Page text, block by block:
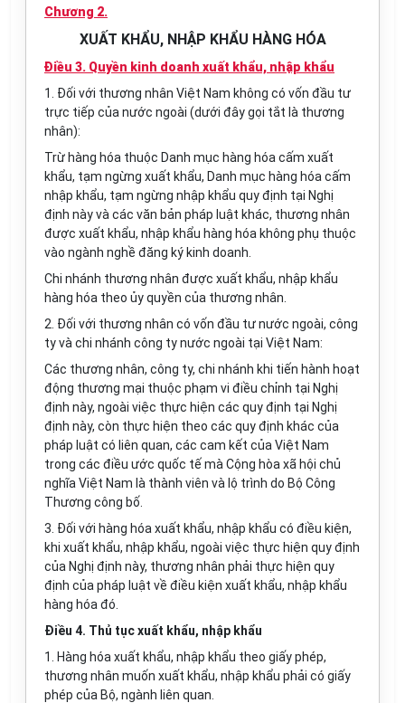
Chương 2.
XUẤT KHẨU, NHẬP KHẨU HÀNG HÓA
Điều 3. Quyền kinh doanh xuất khẩu, nhập khẩu
1. Đối với thương nhân Việt Nam không có vốn đầu tư
trực tiếp của nước ngoài (dưới đây gọi tắt là thương
nhân):
Trừ hàng hóa thuộc Danh mục hàng hóa cấm xuất
khẩu, tạm ngừng xuất khẩu, Danh mục hàng hóa cấm
nhập khẩu, tạm ngừng nhập khẩu quy định tại Nghị
định này và các văn bản pháp luật khác, thương nhân
được xuất khẩu, nhập khẩu hàng hóa không phụ thuộc
vào ngành nghề đăng ký kinh doanh.
Chi nhánh thương nhân được xuất khẩu, nhập khẩu
hàng hóa theo ủy quyền của thương nhân.
2. Đối với thương nhân có vốn đầu tư nước ngoài, công
ty và chi nhánh công ty nước ngoài tại Việt Nam:
Các thương nhân, công ty, chi nhánh khi tiến hành hoạt
động thương mại thuộc phạm vi điều chỉnh tại Nghị
định này, ngoài việc thực hiện các quy định tại Nghị
định này, còn thực hiện theo các quy định khác của
pháp luật có liên quan, các cam kết của Việt Nam
trong các điều ước quốc tế mà Cộng hòa xã hội chủ
nghĩa Việt Nam là thành viên và lộ trình do Bộ Công
Thương công bố.
3. Đối với hàng hóa xuất khẩu, nhập khẩu có điều kiện,
khi xuất khẩu, nhập khẩu, ngoài việc thực hiện quy định
của Nghị định này, thương nhân phải thực hiện quy
định của pháp luật về điều kiện xuất khẩu, nhập khẩu
hàng hóa đó.
Điều 4. Thủ tục xuất khẩu, nhập khẩu
1. Hàng hóa xuất khẩu, nhập khẩu theo giấy phép,
thương nhân muốn xuất khẩu, nhập khẩu phải có giấy
phép của Bộ, ngành liên quan.